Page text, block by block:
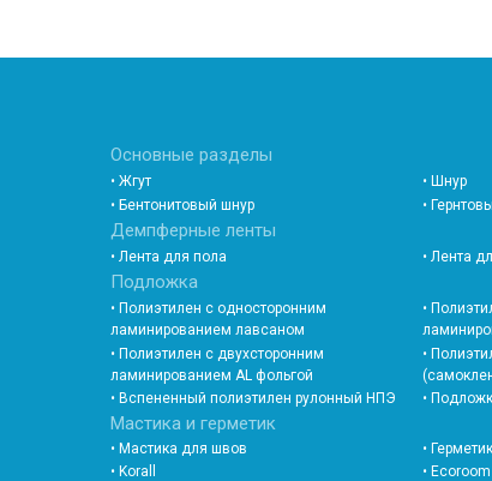
Основные разделы
• Жгут • Шнур
• Бентонитовый шнур
•
Демпферные ленты
• Лента для пола • Лента
Подложка
• Полиэтилен с односторонним
ламинированием лавсаном
•
• Полиэтилен с двухсторонним
ламинированием AL фольгой
•
• Вспененный полиэтилен рулонный НПЭ •
Мастика и герметик
• Мастика для швов •
• Korall
• Ecoroom